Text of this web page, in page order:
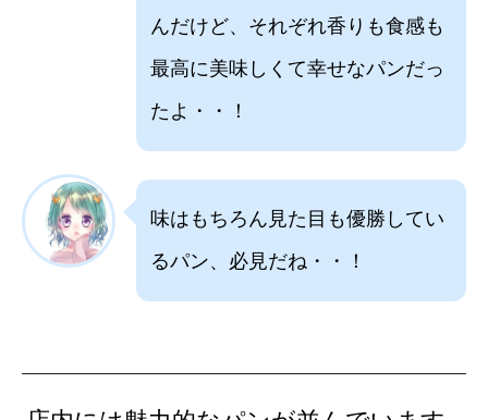
んだけど、それぞれ香りも食感も
最高に美味しくて幸せなパンだっ
たよ・・！
味はもちろん見た目も優勝してい
るパン、必見だね・・！